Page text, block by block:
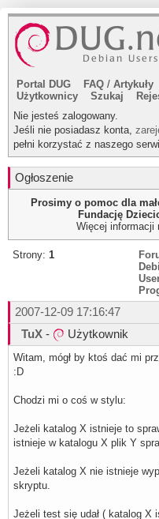
Portal DUG FAQ / Artykuły
Użytkownicy
Szukaj
Nie jesteś zalogowany.
Jeśli nie posiadasz konta,
pełni korzystać z naszego
Ogłoszenie
Prosimy o pomoc dla
Fundację
Więcej informacji
Strony: 1
2007-12-09 17:16:47
TuX - Użytkownik
Witam, mógł by ktoś dać mi
:D
Chodzi mi o coś w stylu:
Jeżeli katalog X istnieje to
istnieje w katalogu X plik Y
Jeżeli katalog X nie istnieje
skryptu.
Jeżeli test się udał ( katalog